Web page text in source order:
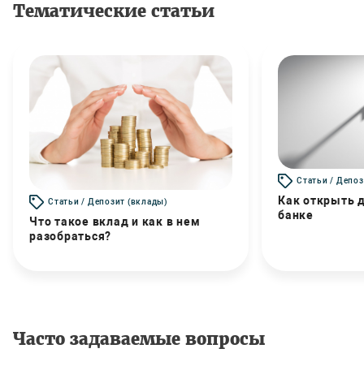
Тематические статьи
Статьи / Депозит (вклады)
Что такое вклад и как в нем
разобраться?
Статьи /
Как открыть
банке
Часто задаваемые вопросы